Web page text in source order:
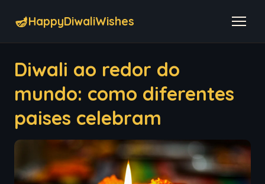
🪔HappyDiwaliWishes
Diwali ao redor do
mundo: como diferentes
paises celebram